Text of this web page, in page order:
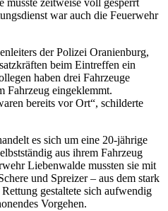
war auch die Feuerwehr
der Polizei Oranienburg,
beim Eintreffen ein
haben drei Fahrzeuge
Fahrzeug eingeklemmt.
bereits vor Ort“, schilderte
es sich um eine 20-jährige
aus ihrem Fahrzeug
Liebenwalde mussten sie mit
und Spreizer – aus dem stark
gestaltete sich aufwendig
Vorgehen.